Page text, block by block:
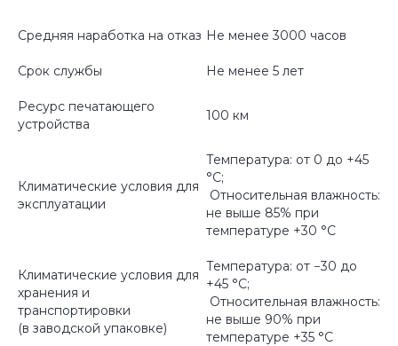
Средняя наработка на отказ Не менее 3000 часов
Срок службы Не менее 5 лет
Ресурс печатающего
устройства
100 км
Климатические условия для
эксплуатации
Температура: от 0 до +45
°С;
Относительная влажность:
не выше 85% при
температуре +30 °С
Климатические условия для
хранения и
транспортировки
(в заводской упаковке)
Температура: от −30 до
+45 °С;
Относительная влажность:
не выше 90% при
температуре +35 °С